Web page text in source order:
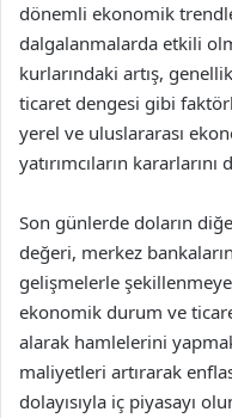
dönemli ekonomik
dalgalanmalarda etkili
kurlarındaki artış,
ticaret dengesi gibi
yerel ve uluslararası
yatırımcıların
Son günlerde doların
değeri, merkez
gelişmelerle şekillenmeye
ekonomik durum ve
alarak hamlelerini
maliyetleri artırarak
dolayısıyla iç piyasayı